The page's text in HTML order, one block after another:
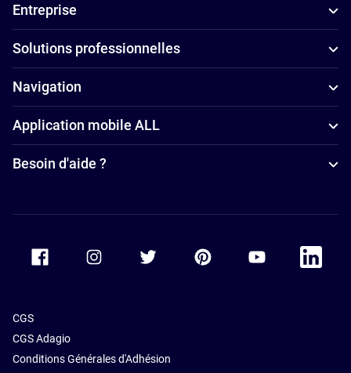
Hôtels avec
spa à
Istanbul
Hôtels avec
parking à
Istanbul
à Istanbul
Entreprise
Solutions professionnelles
Navigation
Application mobile ALL
Besoin d'aide ?
Accor Facebook Accor TwitterAccor PinterestAccor Youtube
Accor
CGS
CGS Adagio
Conditions Générales d'Adhésion